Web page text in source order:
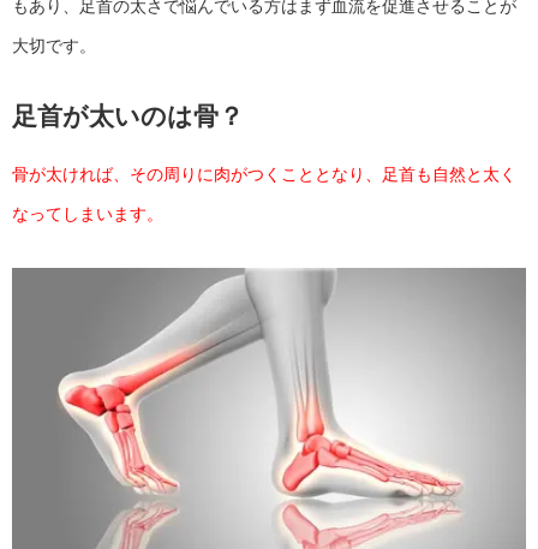
もあり、足首の太さで悩んでいる方はまず血流を促進させることが
大切です。
足首が太いのは骨？
骨が太ければ、その周りに肉がつくこととなり、足首も自然と太く
なってしまいます。